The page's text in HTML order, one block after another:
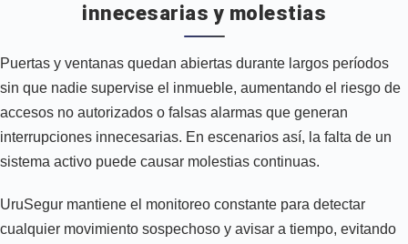
innecesarias y molestias
Puertas y ventanas quedan abiertas durante largos períodos
sin que nadie supervise el inmueble, aumentando el riesgo de
accesos no autorizados o falsas alarmas que generan
interrupciones innecesarias. En escenarios así, la falta de un
sistema activo puede causar molestias continuas.
UruSegur mantiene el monitoreo constante para detectar
cualquier movimiento sospechoso y avisar a tiempo, evitando